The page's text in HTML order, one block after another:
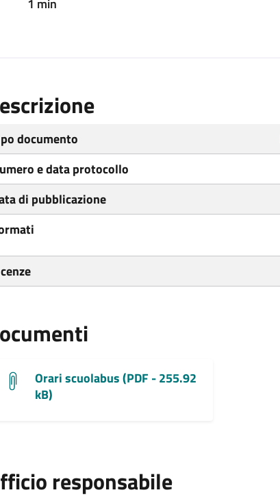
1 min
documento
e data protocollo
di pubblicazione
Orari scuolabus (PDF - 255.92
kB)
responsabile